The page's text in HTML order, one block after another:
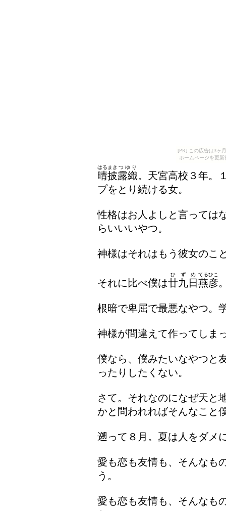
[PR] この広告は3ヶ
ホームページを更
晴披
はるまき
露織
つゆり
。天宮高校３年。
プをとり続ける女。
性格はお人よしと言っては
らいいいやつ。
神様はそれはもう彼女のこ
それに比べ僕は廿九日
ひずめ
燕彦
てるひこ
根暗で卑屈で最悪なやつ。
神様が間違えて作ってしま
僕なら、僕みたいなやつと
ったりしたくない。
さて。それなのになぜ天と
かと問われればそんなこと
遡って８月。夏は人をダメ
愛も恋も友情も、そんなも
う。
愛も恋も友情も、そんなも